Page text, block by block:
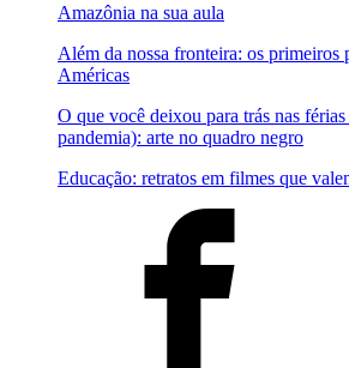
Amazônia na sua aula
Além da nossa fronteira: os primeiros
Américas
O que você deixou para trás nas férias
pandemia): arte no quadro negro
Educação: retratos em filmes que